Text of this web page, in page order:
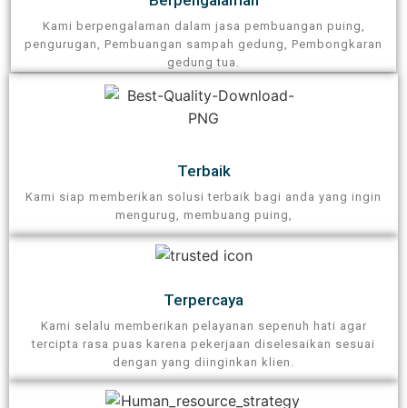
Kami berpengalaman dalam jasa pembuangan puing,
pengurugan, Pembuangan sampah gedung, Pembongkaran
gedung tua.
Terbaik
Kami siap memberikan solusi terbaik bagi anda yang ingin
mengurug, membuang puing,
Terpercaya​
Kami selalu memberikan pelayanan sepenuh hati agar
tercipta rasa puas karena pekerjaan diselesaikan sesuai
dengan yang diinginkan klien.